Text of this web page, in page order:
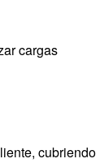
cargas
cubriendo